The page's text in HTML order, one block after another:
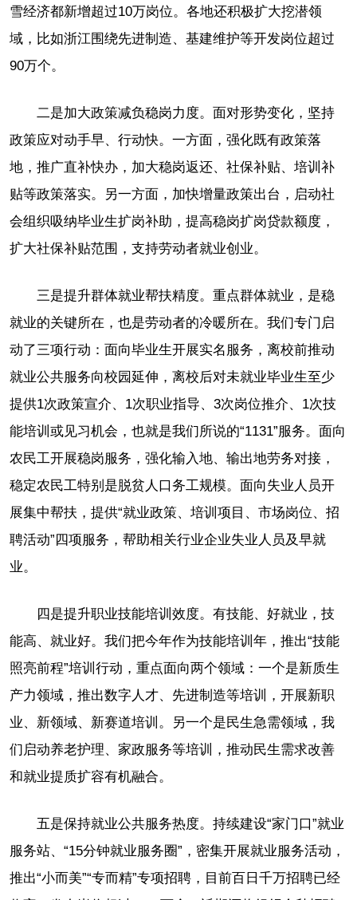
雪经济都新增超过10万岗位。各地还积极扩大挖潜领
域，比如浙江围绕先进制造、基建维护等开发岗位超过
90万个。
二是加大政策减负稳岗力度。面对形势变化，坚持
政策应对动手早、行动快。一方面，强化既有政策落
地，推广直补快办，加大稳岗返还、社保补贴、培训补
贴等政策落实。另一方面，加快增量政策出台，启动社
会组织吸纳毕业生扩岗补助，提高稳岗扩岗贷款额度，
扩大社保补贴范围，支持劳动者就业创业。
三是提升群体就业帮扶精度。重点群体就业，是稳
就业的关键所在，也是劳动者的冷暖所在。我们专门启
动了三项行动：面向毕业生开展实名服务，离校前推动
就业公共服务向校园延伸，离校后对未就业毕业生至少
提供1次政策宣介、1次职业指导、3次岗位推介、1次技
能培训或见习机会，也就是我们所说的“1131”服务。面向
农民工开展稳岗服务，强化输入地、输出地劳务对接，
稳定农民工特别是脱贫人口务工规模。面向失业人员开
展集中帮扶，提供“就业政策、培训项目、市场岗位、招
聘活动”四项服务，帮助相关行业企业失业人员及早就
业。
四是提升职业技能培训效度。有技能、好就业，技
能高、就业好。我们把今年作为技能培训年，推出“技能
照亮前程”培训行动，重点面向两个领域：一个是新质生
产力领域，推出数字人才、先进制造等培训，开展新职
业、新领域、新赛道培训。另一个是民生急需领域，我
们启动养老护理、家政服务等培训，推动民生需求改善
和就业提质扩容有机融合。
五是保持就业公共服务热度。持续建设“家门口”就业
服务站、“15分钟就业服务圈”，密集开展就业服务活动，
推出“小而美”“专而精”专项招聘，目前百日千万招聘已经